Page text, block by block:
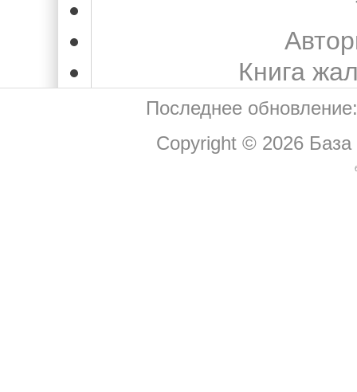
Книга
Последнее
Copyright © 2026 База